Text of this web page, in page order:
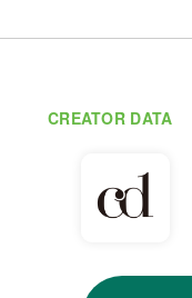
CREATOR DATA